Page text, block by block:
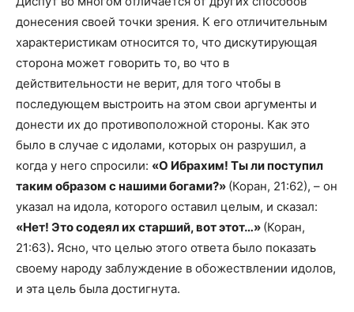
донесения своей точки зрения. К его отличительным
характеристикам относится то, что дискутирующая
сторона может говорить то, во что в
действительности не верит, для того чтобы в
последующем выстроить на этом свои аргументы и
донести их до противоположной стороны. Как это
было в случае с идолами, которых он разрушил, а
когда у него спросили: «О Ибрахим! Ты ли поступил
таким образом с нашими богами?» (Коран, 21:62), – он
указал на идола, которого оставил целым, и сказал:
«Нет! Это содеял их старший, вот этот…» (Коран,
21:63). Ясно, что целью этого ответа было показать
своему народу заблуждение в обожествлении идолов,
и эта цель была достигнута.